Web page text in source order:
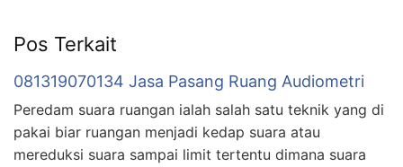
Pos Terkait
081319070134 Jasa Pasang Ruang Audiometri
Peredam suara ruangan ialah salah satu teknik yang di
pakai biar ruangan menjadi kedap suara atau
mereduksi suara sampai limit tertentu dimana suara